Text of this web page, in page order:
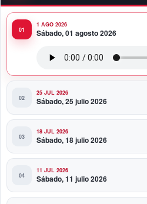
experta
11:58 PM
Político/Comunicaciones
1 AGO 2026
Sábado, 01 agosto 2026
25 JUL 2026
Sábado, 25 julio 2026
18 JUL 2026
Sábado, 18 julio 2026
11 JUL 2026
Sábado, 11 julio 2026